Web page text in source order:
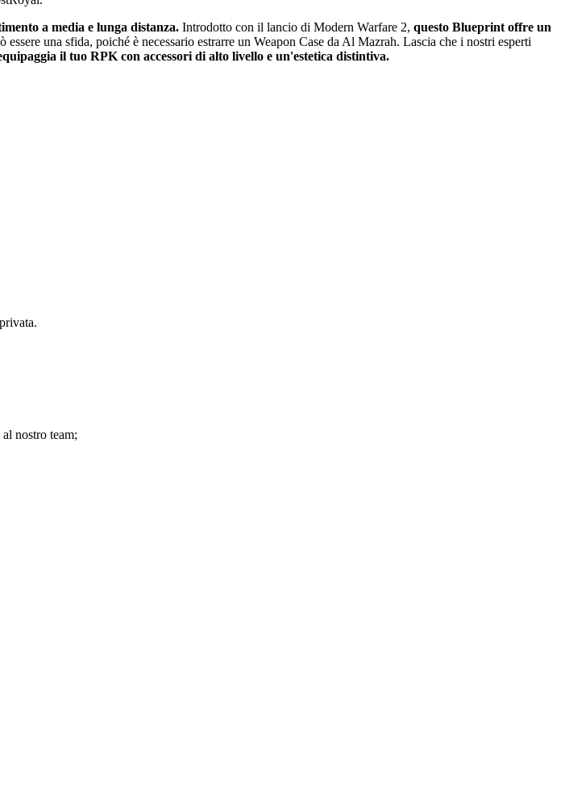
a media e lunga distanza. Introdotto con il lancio di Modern Warfare 2, questo Blueprint offre un
una sfida, poiché è necessario estrarre un Weapon Case da Al Mazrah. Lascia che i nostri esperti
il tuo RPK con accessori di alto livello e un'estetica distintiva.
nostro team;